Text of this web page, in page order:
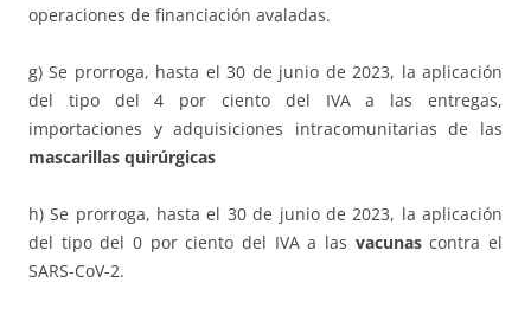
operaciones de financiación avaladas.
g) Se prorroga, hasta el 30 de junio de 2023, la aplicación
del tipo del 4 por ciento del IVA a las entregas,
importaciones y adquisiciones intracomunitarias de las
mascarillas quirúrgicas
h) Se prorroga, hasta el 30 de junio de 2023, la aplicación
del tipo del 0 por ciento del IVA a las vacunascontra el
SARS-CoV-2.